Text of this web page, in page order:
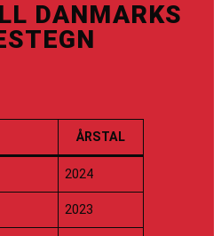
DANMARKS
ÅRSTAL
2024
2023